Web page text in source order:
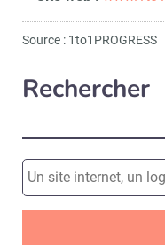
Source : 1to1PROGRESS
Rechercher
Non merci, je reçois